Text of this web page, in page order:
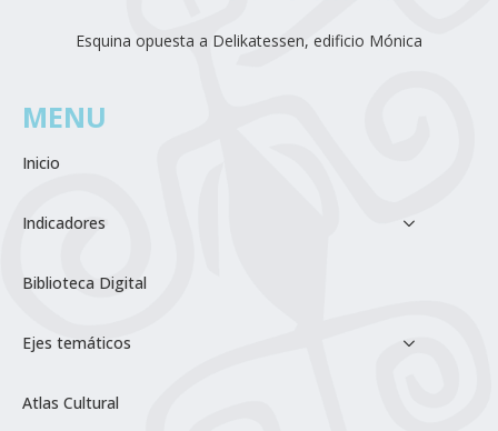
Esquina opuesta a Delikatessen, edificio Mónica
MENU
Inicio
Indicadores
Biblioteca Digital
Ejes temáticos
Atlas Cultural